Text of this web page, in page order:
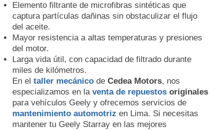
Elemento filtrante de microfibras sintéticas que
captura partículas dañinas sin obstaculizar el flujo
del aceite.
Mayor resistencia a altas temperaturas y presiones
del motor.
Larga vida útil, con capacidad de filtrado durante
miles de kilómetros.
En el taller mecánico de Cedea Motors, nos
especializamos en la venta de repuestos originales
para vehículos Geely y ofrecemos servicios de
mantenimiento automotriz en Lima. Si necesitas
mantener tu Geely Starray en las mejores